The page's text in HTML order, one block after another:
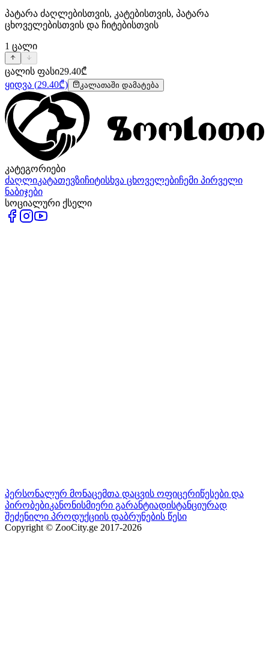
პატარა ძაღლებისთვის, კატებისთვის, პატარა
ცხოველებისთვის და ჩიტებისთვის
1 ცალი
ცალის ფასი29.40₾
ყიდვა (29.40₾) კალათაში დამატება
კატეგორიები
ძაღლიკატათევზიჩიტისხვა ცხოველებიჩემი პირველი
ნაბიჯები
სოციალური ქსელი
პერსონალურ მონაცემთა დაცვის ოფიცერიწესები და
პირობებიკანონისმიერი გარანტიადისტანციურად
შეძენილი პროდუქციის დაბრუნების წესი
Copyright © ZooCity.ge 2017-2026